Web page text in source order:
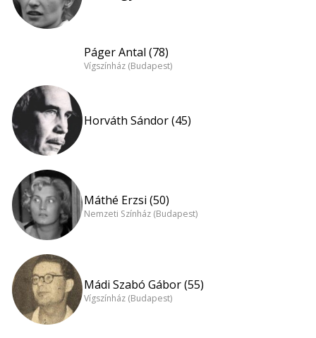
Páger Antal (78)
Vígszínház (Budapest)
Horváth Sándor (45)
Máthé Erzsi (50)
Nemzeti Színház (Budapest)
Mádi Szabó Gábor (55)
Vígszínház (Budapest)